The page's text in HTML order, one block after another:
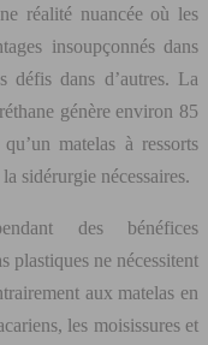
réalité nuancée où les
insoupçonnés dans
défis dans d’autres. La
génère environ 85
matelas à ressorts
sidérurgie nécessaires.
des bénéfices
plastiques ne nécessitent
aux matelas en
les moisissures et